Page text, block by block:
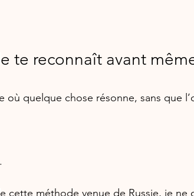
te reconnaît avant
où quelque chose résonne, sans que
cette méthode venue de Russie, je ne